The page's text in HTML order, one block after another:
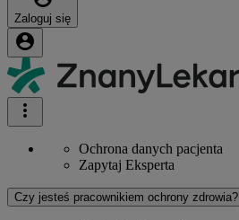
Zaloguj się
Ochrona danych pacjenta
Zapytaj Eksperta
Czy jesteś pracownikiem ochrony zdrowia?